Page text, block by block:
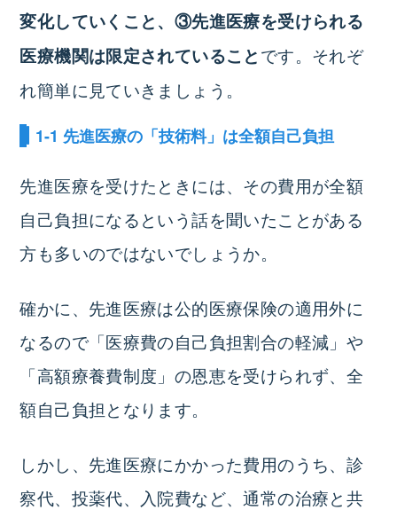
変化していくこと、③先進医療を受けられる
医療機関は限定されていることです。それぞ
れ簡単に見ていきましょう。
1-1 先進医療の「技術料」は全額自己負担
先進医療を受けたときには、その費用が全額
自己負担になるという話を聞いたことがある
方も多いのではないでしょうか。
確かに、先進医療は公的医療保険の適用外に
なるので「医療費の自己負担割合の軽減」や
「高額療養費制度」の恩恵を受けられず、全
額自己負担となります。
しかし、先進医療にかかった費用のうち、診
察代、投薬代、入院費など、通常の治療と共